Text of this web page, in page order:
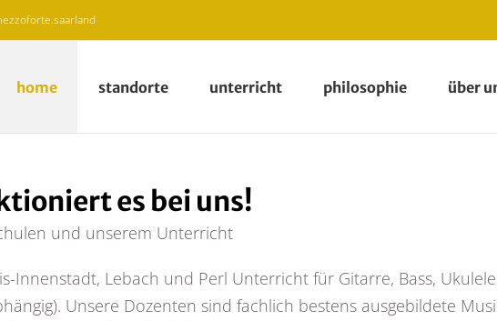
home standorte unterricht philosophie über
es bei uns!
und unserem Unterricht
Lebach und Perl Unterricht für Gitarre, Bass,
Unsere Dozenten sind fachlich bestens ausgebildete